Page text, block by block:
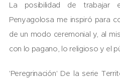
La posibilidad de trabajar
Penyagolosa me inspiró para
de un modo ceremonial y, al
con lo pagano, lo religioso y el
'Peregrinación' De la serie